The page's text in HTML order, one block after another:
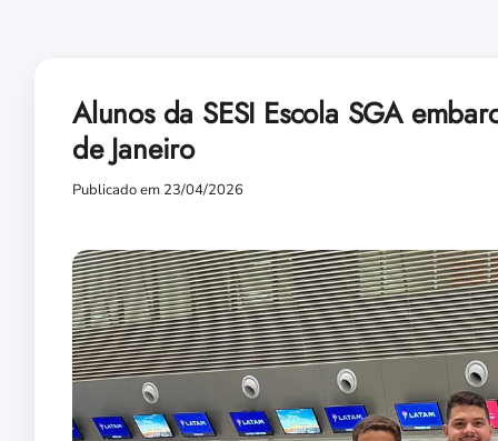
Alunos da SESI Escola SGA
de Janeiro
Publicado em 23/04/2026